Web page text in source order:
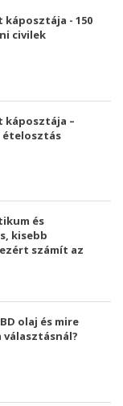
- 150
civilek
–
ételosztás
és
kisebb
számít az
olaj és mire
választásnál?